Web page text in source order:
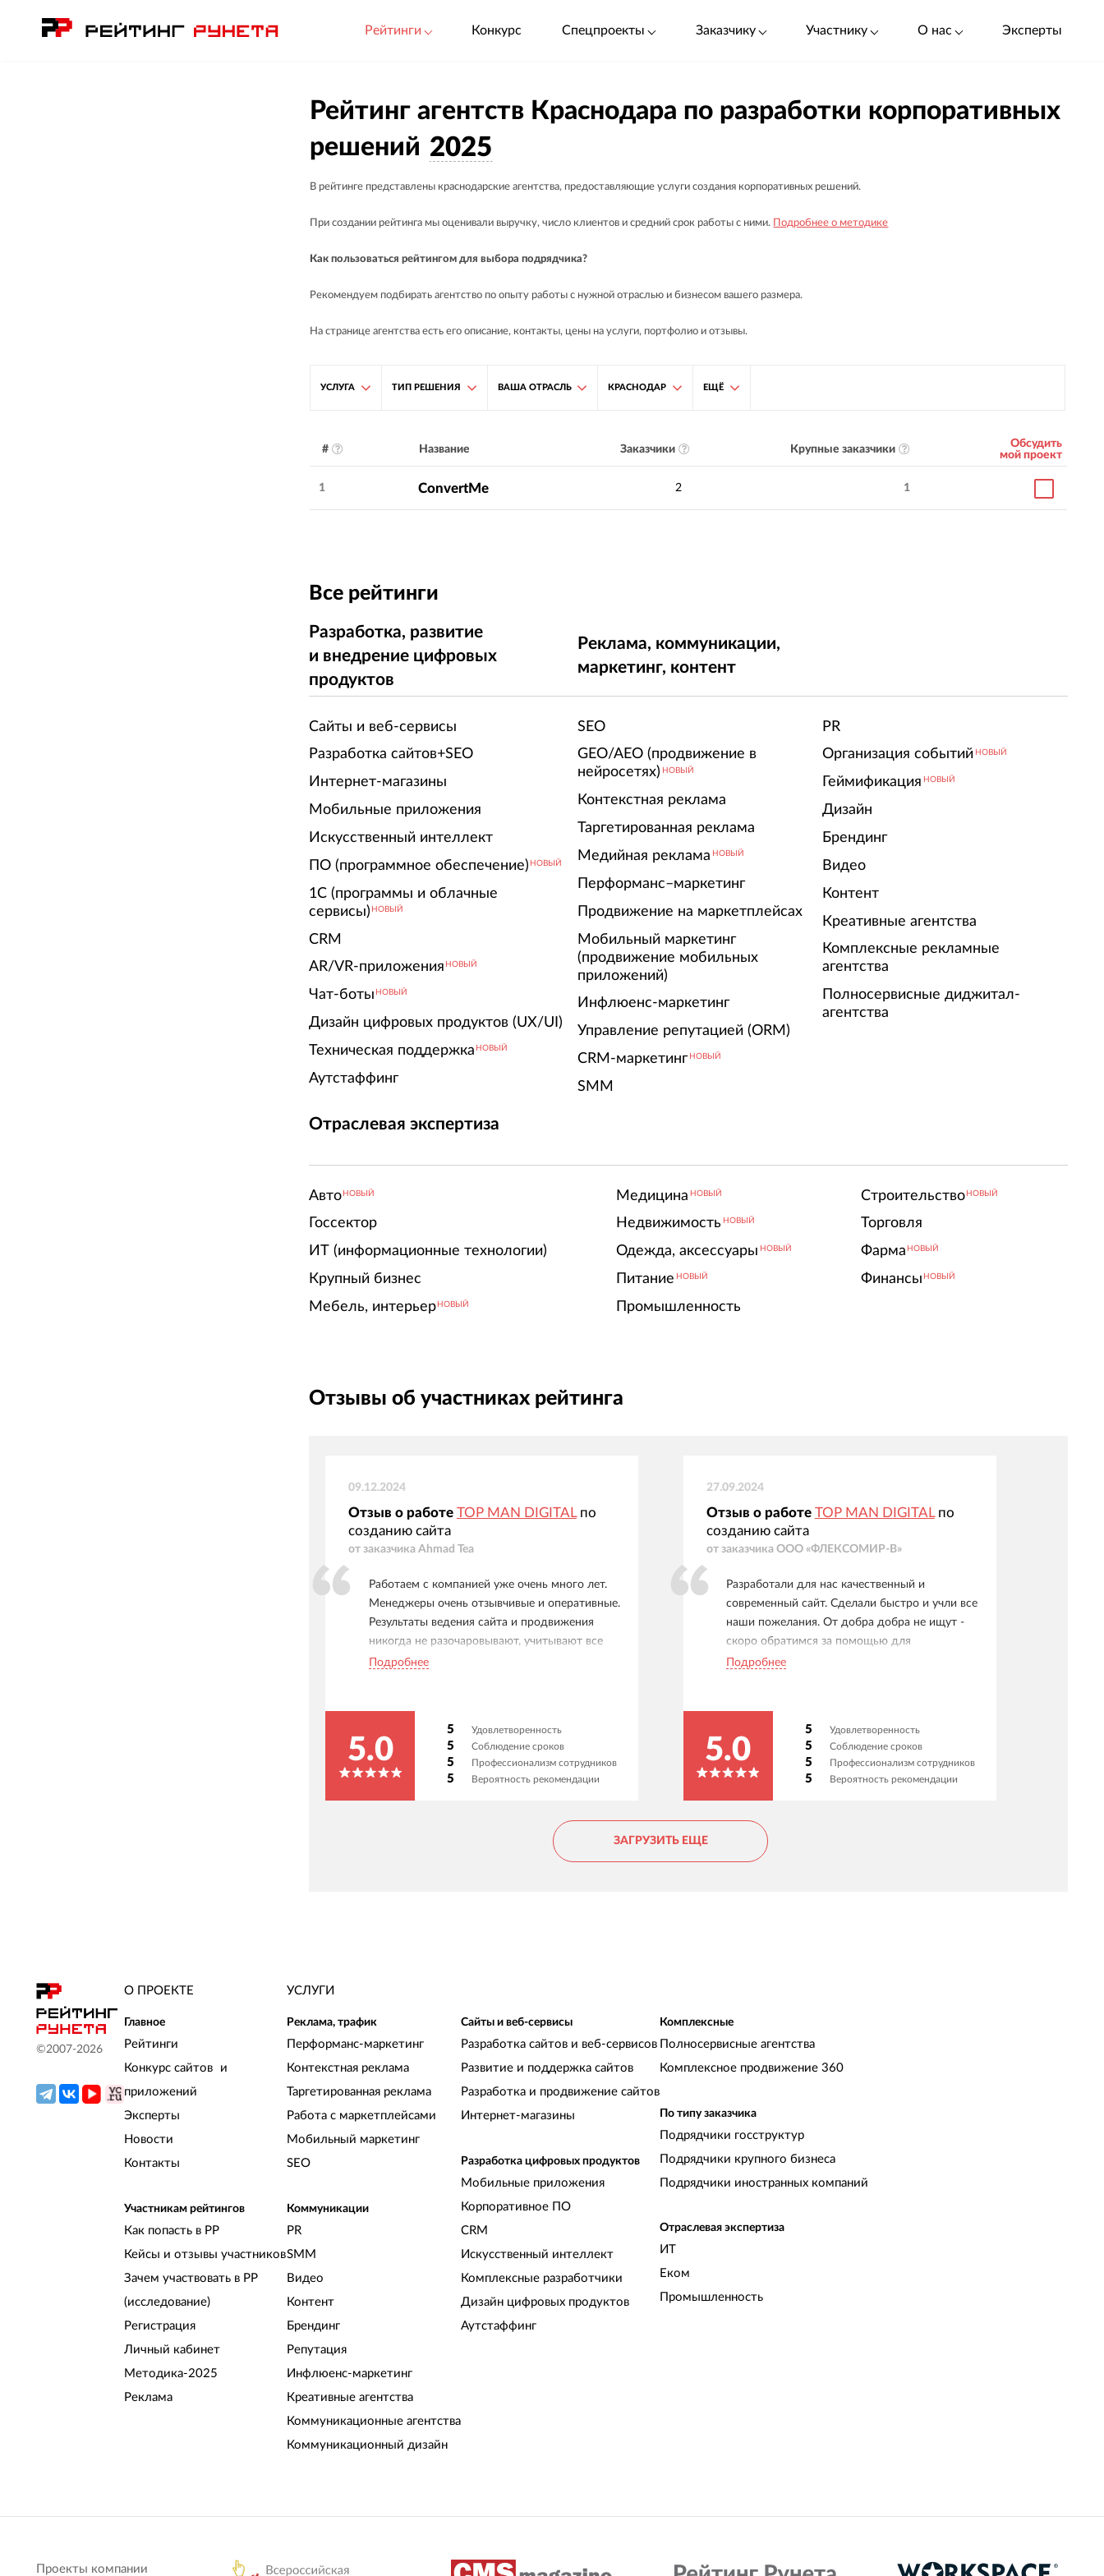
Рейтинги Конкурс Спецпроекты Заказчику Участнику О нас Эксперты
Рейтинг агентств Краснодара по разработки корпоративных
решений 2025
В рейтинге представлены краснодарские агентства, предоставляющие услуги создания корпоративных решений.
При создании рейтинга мы оценивали выручку, число клиентов и средний срок работы с ними. Подробнее о методике
Как пользоваться рейтингом для выбора подрядчика?
Рекомендуем подбирать агентство по опыту работы с нужной отраслью и бизнесом вашего размера.
На странице агентства есть его описание, контакты, цены на услуги, портфолио и отзывы.
УСЛУГА ТИП РЕШЕНИЯ ВАША ОТРАСЛЬ КРАСНОДАР ЕЩЁ
# Название Заказчики Крупные заказчики
Обсудить
мой проект
1 ConvertMe 2 1
Все рейтинги
Разработка, развитие
и внедрение цифровых
продуктов
Сайты и веб-сервисы
Разработка сайтов+SEO
Интернет-магазины
Мобильные приложения
Искусственный интеллект
ПО (программное обеспечение) НОВЫЙ
1С (программы и облачные
сервисы) НОВЫЙ
CRM
AR/VR-приложения НОВЫЙ
Чат-боты НОВЫЙ
Дизайн цифровых продуктов (UX/UI)
Техническая поддержка НОВЫЙ
Аутстаффинг
Реклама, коммуникации,
маркетинг, контент
SEO
GEO/AEO (продвижение в
нейросетях) НОВЫЙ
Контекстная реклама
Таргетированная реклама
Медийная реклама НОВЫЙ
Перформанс–маркетинг
Продвижение на маркетплейсах
Мобильный маркетинг
(продвижение мобильных
приложений)
Инфлюенс-маркетинг
Управление репутацией (ORM)
CRM-маркетинг НОВЫЙ
SMM
PR
Организация событий НОВЫЙ
Геймификация НОВЫЙ
Дизайн
Брендинг
Видео
Контент
Креативные агентства
Комплексные рекламные
агентства
Полносервисные диджитал-
агентства
Отраслевая экспертиза
Авто НОВЫЙ
Госсектор
ИТ (информационные технологии)
Крупный бизнес
Мебель, интерьер НОВЫЙ
Медицина НОВЫЙ
Недвижимость НОВЫЙ
Одежда, аксессуары НОВЫЙ
Питание НОВЫЙ
Промышленность
Строительство НОВЫЙ
Торговля
Фарма НОВЫЙ
Финансы НОВЫЙ
Отзывы об участниках рейтинга
09.12.2024
Отзыв о работе TOP MAN DIGITALпо
созданию сайта
от заказчика Ahmad Tea
Работаем с компанией уже очень много лет.
Менеджеры очень отзывчивые и оперативные.
Результаты ведения сайта и продвижения
никогда не разочаровывают, учитывают все
вводные, утоняют детали. Спасибо за
Подробнее
5.0
5 Удовлетворенность
5 Соблюдение сроков
5 Профессионализм сотрудников
5 Вероятность рекомендации
27.09.2024
Отзыв о работе TOP MAN DIGITALпо
созданию сайта
от заказчика ООО «ФЛЕКСОМИР-В»
Разработали для нас качественный и
современный сайт. Сделали быстро и учли все
наши пожелания. От добра добра не ищут -
скоро обратимся за помощью для
кардинального обновления контента на сайте.
Подробнее
5.0
5 Удовлетворенность
5 Соблюдение сроков
5 Профессионализм сотрудников
5 Вероятность рекомендации
ЗАГРУЗИТЬ ЕЩЕ
©2007-2026
О ПРОЕКТЕ
Главное
Рейтинги
Конкурс сайтов и
приложений
Эксперты
Новости
Контакты
Участникам рейтингов
Как попасть в РР
Кейсы и отзывы участников
Зачем участвовать в РР
(исследование)
Регистрация
Личный кабинет
Методика-2025
Реклама
УСЛУГИ
Реклама, трафик
Перформанс-маркетинг
Контекстная реклама
Таргетированная реклама
Работа с маркетплейсами
Мобильный маркетинг
SEO
Коммуникации
PR
SMM
Видео
Контент
Брендинг
Репутация
Инфлюенс-маркетинг
Креативные агентства
Коммуникационные агентства
Коммуникационный дизайн
Сайты и веб-сервисы
Разработка сайтов и веб-сервисов
Развитие и поддержка сайтов
Разработка и продвижение сайтов
Интернет-магазины
Разработка цифровых продуктов
Мобильные приложения
Корпоративное ПО
CRM
Искусственный интеллект
Комплексные разработчики
Дизайн цифровых продуктов
Аутстаффинг
Комплексные
Полносервисные агентства
Комплексное продвижение 360
По типу заказчика
Подрядчики госструктур
Подрядчики крупного бизнеса
Подрядчики иностранных компаний
Отраслевая экспертиза
ИТ
Еком
Промышленность
Проекты компании